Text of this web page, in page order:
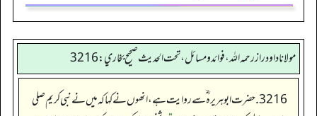
مولانا داود راز رحمه الله، فوائد و مسائل، تحت الحديث صحيح بخاري: 3216
3216. حضرت ابوہریرہ ؓسے روایت ہے، انھوں نے کہا کہ میں نے نبی کریم صلی